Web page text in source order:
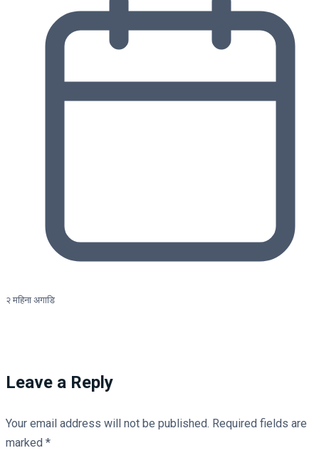
२ महिना अगाडि
Leave a Reply
Your email address will not be published. Required fields are
marked *